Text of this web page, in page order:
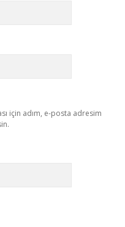
için adım, e-posta adresim